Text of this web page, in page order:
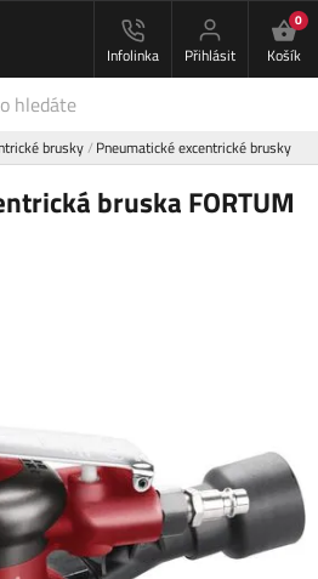
Infolinka Přihlásit
0
Košík
brusky Pneumatické excentrické brusky
bruska FORTUM